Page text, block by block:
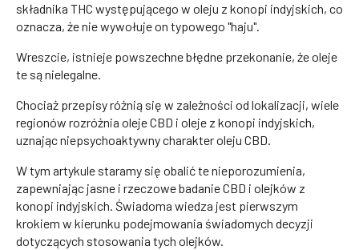
składnika THC występującego w oleju z konopi indyjskich, co
oznacza, że nie wywołuje on typowego "haju".
Wreszcie, istnieje powszechne błędne przekonanie, że oleje
te są nielegalne.
Chociaż przepisy różnią się w zależności od lokalizacji, wiele
regionów rozróżnia oleje CBD i oleje z konopi indyjskich,
uznając niepsychoaktywny charakter oleju CBD.
W tym artykule staramy się obalić te nieporozumienia,
zapewniając jasne i rzeczowe badanie CBD i olejków z
konopi indyjskich. Świadoma wiedza jest pierwszym
krokiem w kierunku podejmowania świadomych decyzji
dotyczących stosowania tych olejków.